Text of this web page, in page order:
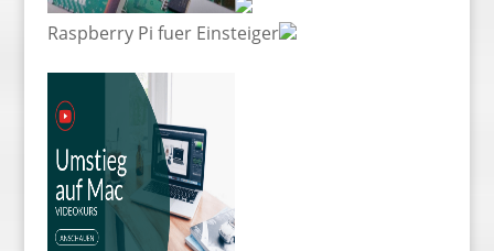
Raspberry Pi fuer Einsteiger